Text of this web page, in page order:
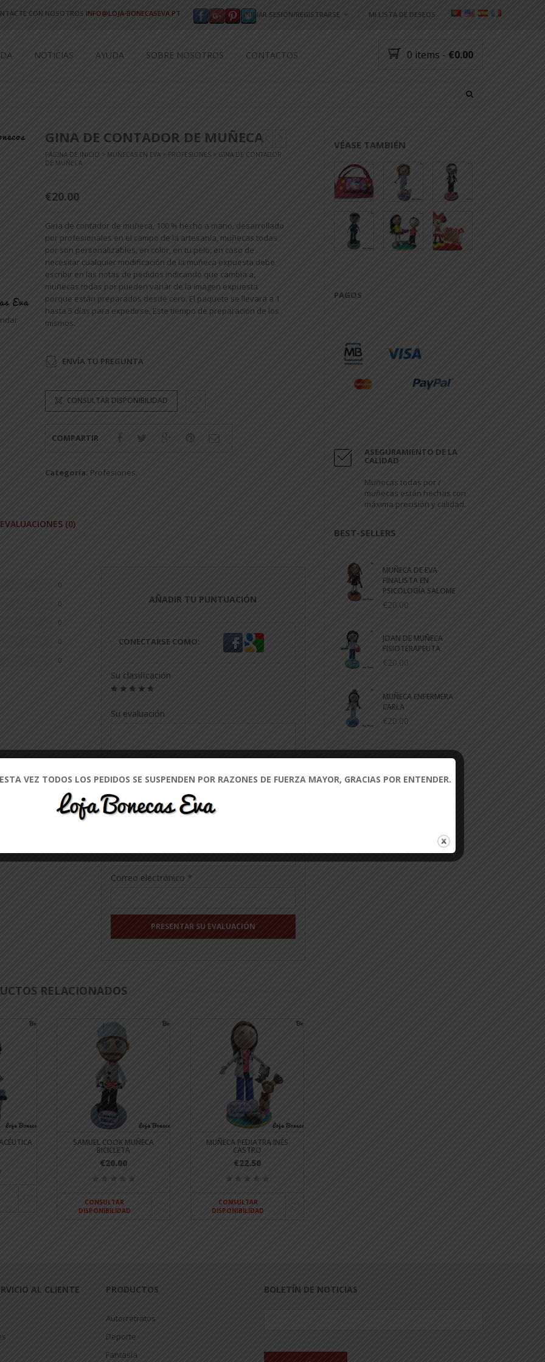
CON NOSOTROS INFO@LOJA-BONECASEVA.PT INICIAR SESIÓN/REGISTRARSE
¿Perdiste tu contraseña?
NUEVO CLIENTE?
MI LISTA DE DESEOS
NOTICIAS AYUDA SOBRE NOSOTROS CONTACTOS 0 items - €0.00
GINA DE CONTADOR DE MUÑECA
PÁGINA DE INICIO > MUÑECAS EN EVA > PROFESIONES > GINA DE CONTADOR
DE MUÑECA
€20.00
Gina de contador de muñeca, 100 % hecho a mano, desarrollado
por profesionales en el campo de la artesanía, muñecas todas
por son personalizables, en color, en tu pelo, en caso de
necesitar cualquier modificación de la muñeca expuesta debe
escribir en las notas de pedidos indicando que cambia a,
muñecas todas por pueden variar de la imagen expuesta
porque están preparados desde cero. El paquete se llevará a 1
hasta 5 días para expedirse, Este tiempo de preparación de los
mismos.
ENVÍA TU PREGUNTA
CONSULTAR DISPONIBILIDAD
COMPARTIR
Categoría: Profesiones.
EVALUACIONES (0)
0
0
0
0
0
AÑADIR TU PUNTUACIÓN
CONECTARSE COMO:
Su clasificación
Su evaluación
Correo electrónico *
RELACIONADOS
SAMUEL COOK MUÑECA
BICICLETA
€20.00
CONSULTAR
DISPONIBILIDAD
MUÑECA PEDIATRA INÉS
CASTRO
€22.50
CONSULTAR
DISPONIBILIDAD
VÉASE TAMBIÉN
PAGOS
ASEGURAMIENTO DE LA
CALIDAD
Muñecas todas por /
muñecas están hechas con
máxima precisión y calidad.
BEST-SELLERS
MUÑECA DE EVA
FINALISTA EN
PSICOLOGÍA SALOME
€20.00
JOAN DE MUÑECA
FISIOTERAPEUTA
€20.00
MUÑECA ENFERMERA
CARLA
€20.00
BOLETÍN DE NOTICIAS
AL CLIENTE PRODUCTOS
Autorretratos
Deporte
Fantasía
VEZ TODOS LOS PEDIDOS SE SUSPENDEN POR RAZONES DE FUERZA MAYOR, GRACIAS POR ENTENDER.